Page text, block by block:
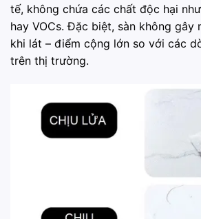
tế, không chứa các chất độc hại
hay VOCs. Đặc biệt, sàn không gây
khi lát – điểm cộng lớn so với các
trên thị trường.